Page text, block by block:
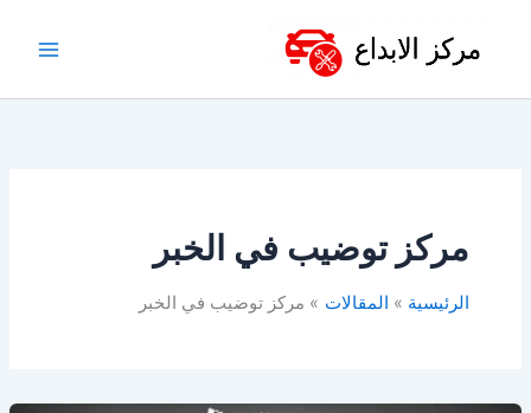
مركز توضيب في الخبر
الرئيسية المقالات مركز توضيب في الخبر